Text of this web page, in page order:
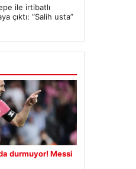
ile irtibatlı
çıktı: “Salih usta”
durmuyor! Messi